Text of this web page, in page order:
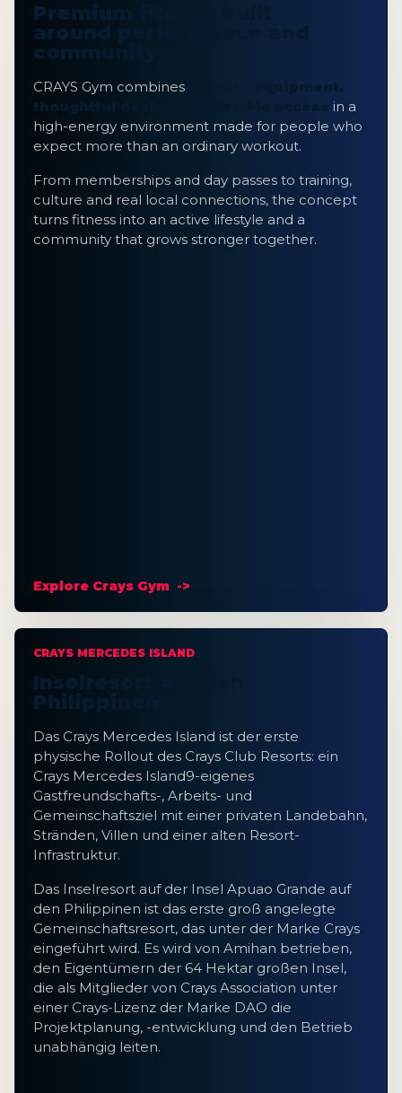
Premium fitness built
around performance and
community
CRAYS Gym combines
top-tier equipment,
thoughtful design and flexible access in a
high-energy environment made for people who
expect more than an ordinary workout.
From memberships and day passes to training,
culture and real local connections, the concept
turns fitness into an active lifestyle and a
community that grows stronger together.
Explore Crays Gym
CRAYS MERCEDES ISLAND
Inselresort auf den
Philippinen
Das Crays Mercedes Island ist der erste
physische Rollout des Crays Club Resorts: ein
Crays Mercedes Island9-eigenes
Gastfreundschafts-, Arbeits- und
Gemeinschaftsziel mit einer privaten Landebahn,
Stränden, Villen und einer alten Resort-
Infrastruktur.
Das Inselresort auf der Insel Apuao Grande auf
den Philippinen ist das erste groß angelegte
Gemeinschaftsresort, das unter der Marke Crays
eingeführt wird. Es wird von Amihan betrieben,
den Eigentümern der 64 Hektar großen Insel,
die als Mitglieder von Crays Association unter
einer Crays-Lizenz der Marke DAO die
Projektplanung, -entwicklung und den Betrieb
unabhängig leiten.